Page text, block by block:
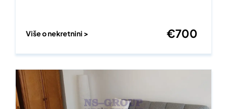
Više o nekretnini > €700